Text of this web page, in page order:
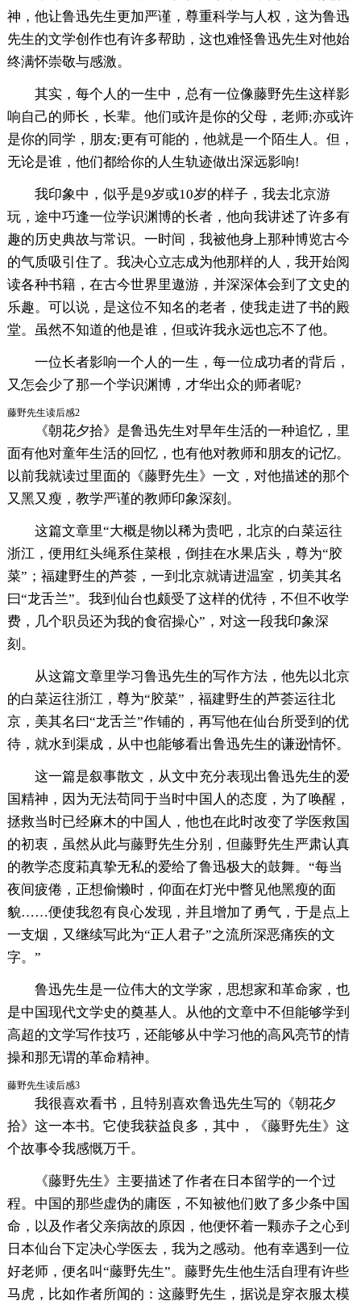
神，他让鲁迅先生更加严谨，尊重科学与人权，这为鲁迅
先生的文学创作也有许多帮助，这也难怪鲁迅先生对他始
终满怀崇敬与感激。
其实，每个人的一生中，总有一位像藤野先生这样影
响自己的师长，长辈。他们或许是你的父母，老师;亦或许
是你的同学，朋友;更有可能的，他就是一个陌生人。但，
无论是谁，他们都给你的人生轨迹做出深远影响!
我印象中，似乎是9岁或10岁的样子，我去北京游
玩，途中巧逢一位学识渊博的长者，他向我讲述了许多有
趣的历史典故与常识。一时间，我被他身上那种博览古今
的气质吸引住了。我决心立志成为他那样的人，我开始阅
读各种书籍，在古今世界里遨游，并深深体会到了文史的
乐趣。可以说，是这位不知名的老者，使我走进了书的殿
堂。虽然不知道的他是谁，但或许我永远也忘不了他。
一位长者影响一个人的一生，每一位成功者的背后，
又怎会少了那一个学识渊博，才华出众的师者呢?
藤野先生读后感2
《朝花夕拾》是鲁迅先生对早年生活的一种追忆，里
面有他对童年生活的回忆，也有他对教师和朋友的记忆。
以前我就读过里面的《藤野先生》一文，对他描述的那个
又黑又瘦，教学严谨的教师印象深刻。
这篇文章里“大概是物以稀为贵吧，北京的白菜运往
浙江，便用红头绳系住菜根，倒挂在水果店头，尊为“胶
菜”；福建野生的芦荟，一到北京就请进温室，切美其名
曰“龙舌兰”。我到仙台也颇受了这样的优待，不但不收学
费，几个职员还为我的食宿操心”，对这一段我印象深
刻。
从这篇文章里学习鲁迅先生的写作方法，他先以北京
的白菜运往浙江，尊为“胶菜”，福建野生的芦荟运往北
京，美其名曰“龙舌兰”作铺的，再写他在仙台所受到的优
待，就水到渠成，从中也能够看出鲁迅先生的谦逊情怀。
这一篇是叙事散文，从文中充分表现出鲁迅先生的爱
国精神，因为无法苟同于当时中国人的态度，为了唤醒，
拯救当时已经麻木的中国人，他也在此时改变了学医救国
的初衷，虽然从此与藤野先生分别，但藤野先生严肃认真
的教学态度萂真挚无私的爱给了鲁迅极大的鼓舞。“每当
夜间疲倦，正想偷懒时，仰面在灯光中瞥见他黑瘦的面
貌……便使我忽有良心发现，并且增加了勇气，于是点上
一支烟，又继续写此为“正人君子”之流所深恶痛疾的文
字。”
鲁迅先生是一位伟大的文学家，思想家和革命家，也
是中国现代文学史的奠基人。从他的文章中不但能够学到
高超的文学写作技巧，还能够从中学习他的高风亮节的情
操和那无谓的革命精神。
藤野先生读后感3
我很喜欢看书，且特别喜欢鲁迅先生写的《朝花夕
拾》这一本书。它使我获益良多，其中，《藤野先生》这
个故事令我感慨万千。
《藤野先生》主要描述了作者在日本留学的一个过
程。中国的那些虚伪的庸医，不知被他们败了多少条中国
命，以及作者父亲病故的原因，他便怀着一颗赤子之心到
日本仙台下定决心学医去，我为之感动。他有幸遇到一位
好老师，便名叫“藤野先生”。藤野先生他生活自理有许些
马虎，比如作者所闻的：这藤野先生，据说是穿衣服太模